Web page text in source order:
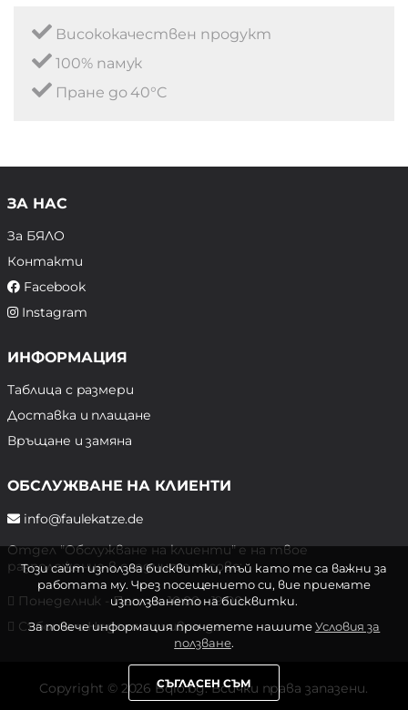
Висококачествен продукт
100% памук
Пране до 40°C
ЗА НАС
За БЯЛО
Контакти
Facebook
Instagram
ИНФОРМАЦИЯ
Таблица с размери
Доставка и плащане
Връщане и замяна
ОБСЛУЖВАНЕ НА КЛИЕНТИ
info@faulekatze.de
Отдел "Обслужване на клиенти" е на твое
разположение в следните часове:
Понеделник - Петък: 10:00 - 19:00 ч.
Събота и Неделя: почивен ден
Copyright © 2026 Bqlo.bg. Всички права запазени.
Този сайт използва бисквитки, тъй като те са важни за
работата му. Чрез посещението си, вие приемате
използването на бисквитки.
За повече информация прочетете нашитеУсловия за
ползване.
СЪГЛАСЕН СЪМ